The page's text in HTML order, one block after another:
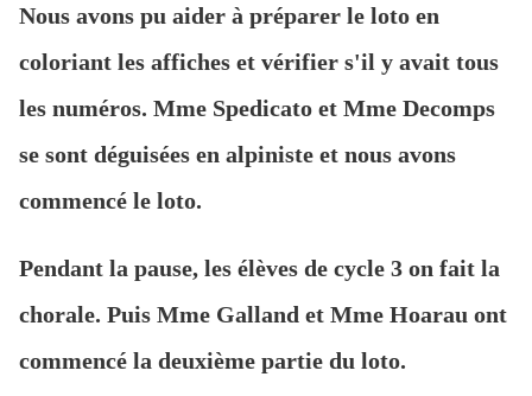
Nous avons pu aider à préparer le loto en
coloriant les affiches et vérifier s'il y avait tous
les numéros. Mme Spedicato et Mme Decomps
se sont déguisées en alpiniste et nous avons
commencé le loto.
Pendant la pause, les élèves de cycle 3 on fait la
chorale. Puis Mme Galland et Mme Hoarau ont
commencé la deuxième partie du loto.